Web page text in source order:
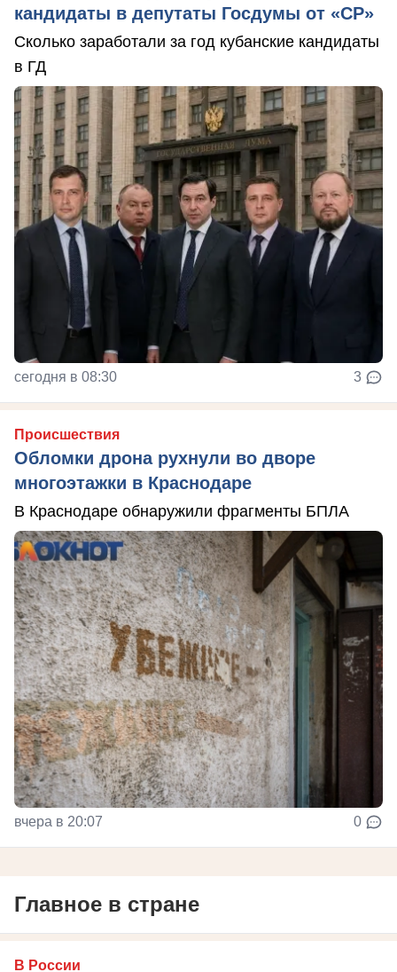
кандидаты в депутаты Госдумы от «СР»
Сколько заработали за год кубанские кандидаты
в ГД
сегодня в 08:30 3
Происшествия
Обломки дрона рухнули во дворе
многоэтажки в Краснодаре
В Краснодаре обнаружили фрагменты БПЛА
вчера в 20:07 0
Главное в стране
В России